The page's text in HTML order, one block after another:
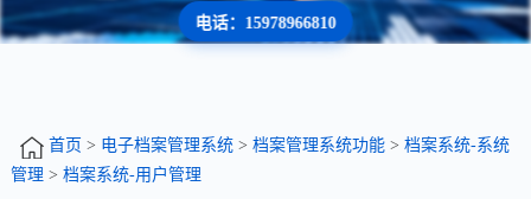
电话：15978966810
首页 > 电子档案管理系统> 档案管理系统功能> 档案系统-系统
管理 > 档案系统-用户管理